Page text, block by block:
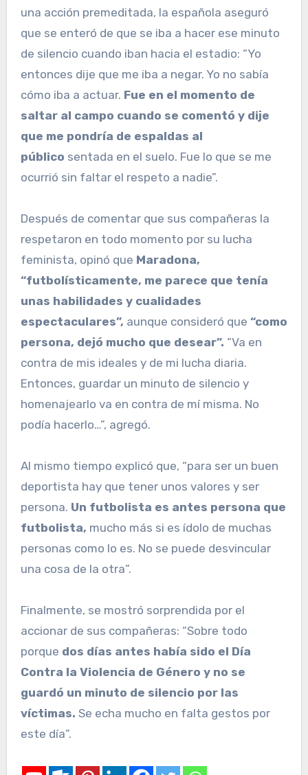
una acción premeditada, la española aseguró
que se enteró de que se iba a hacer ese minuto
de silencio cuando iban hacia el estadio: “Yo
entonces dije que me iba a negar. Yo no sabía
cómo iba a actuar. Fue en el momento de
saltar al campo cuando se comentó y dije
que me pondría de espaldas al
público sentada en el suelo. Fue lo que se me
ocurrió sin faltar el respeto a nadie”.
Después de comentar que sus compañeras la
respetaron en todo momento por su lucha
feminista, opinó que Maradona,
“futbolísticamente, me parece que tenía
unas habilidades y cualidades
espectaculares”, aunque consideró que “como
persona, dejó mucho que desear”. “Va en
contra de mis ideales y de mi lucha diaria.
Entonces, guardar un minuto de silencio y
homenajearlo va en contra de mí misma. No
podía hacerlo…”, agregó.
Al mismo tiempo explicó que, “para ser un buen
deportista hay que tener unos valores y ser
persona. Un futbolista es antes persona que
futbolista, mucho más si es ídolo de muchas
personas como lo es. No se puede desvincular
una cosa de la otra”.
Finalmente, se mostró sorprendida por el
accionar de sus compañeras: “Sobre todo
porque dos días antes había sido el Día
Contra la Violencia de Género y no se
guardó un minuto de silencio por las
víctimas. Se echa mucho en falta gestos por
este día”.